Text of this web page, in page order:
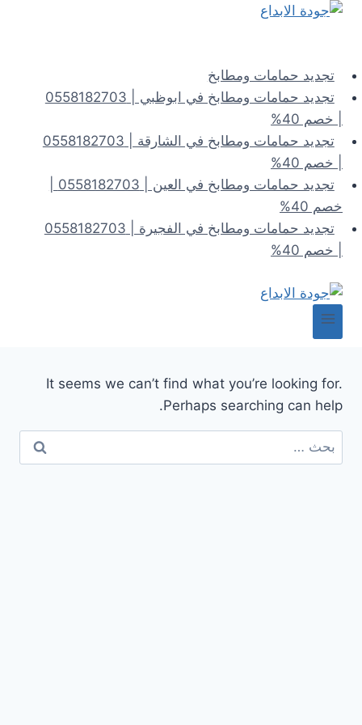
التجاوز
تجديد حمامات ومطابخ
تجديد حمامات ومطابخ في ابوظبي | 0558182703
| خصم 40%
تجديد حمامات ومطابخ في الشارقة | 0558182703
| خصم 40%
خصم 40%
تجديد حمامات ومطابخ في الفجيرة | 0558182703
| خصم 40%
It seems we can’t find what you’re looking for.
Perhaps searching can help.
عن: